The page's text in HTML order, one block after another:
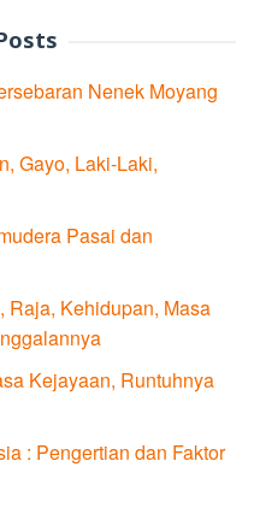
Nenek Moyang
Gayo, Laki-Laki,
Pasai dan
Raja, Kehidupan, Masa
Kejayaan, Runtuhnya
: Pengertian dan Faktor